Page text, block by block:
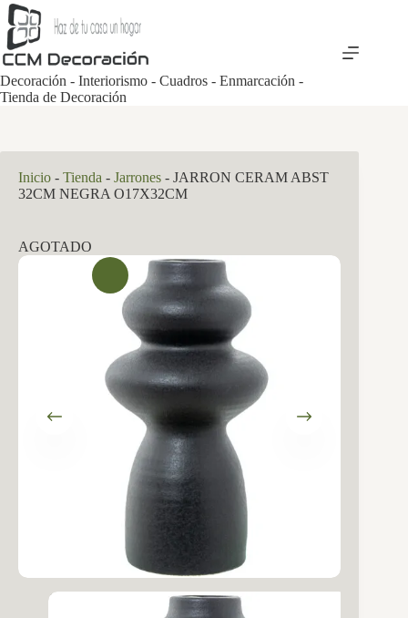
Saltar
al
contenido
Decoración - Interiorismo - Cuadros - Enmarcación -
Tienda de Decoración
Inicio - Tienda - Jarrones - JARRON CERAM ABST
32CM NEGRA O17X32CM
AGOTADO